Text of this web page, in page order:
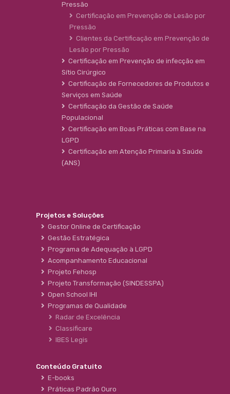
Pressão
Certificação em Prevenção de Lesão por
Pressão
Clientes da Certificação em Prevenção de
Lesão por Pressão
Certificação em Prevenção de infecção em
Sítio Cirúrgico
Certificação de Fornecedores de Produtos e
Serviços em Saúde
Certificação da Gestão de Saúde
Populacional
Certificação em Boas Práticas com Base na
LGPD
Certificação em Atenção Primaria à Saúde
(ANS)
Projetos e Soluções
Gestor Online de Certificação
Gestão Estratégica
Programa de Adequação à LGPD
Acompanhamento Educacional
Projeto Fehosp
Projeto Transformação (SINDESSPA)
Open School IHI
Programas de Qualidade
Radar de Excelência
Classificare
IBES Legis
Conteúdo Gratuito
E-books
Práticas Padrão Ouro